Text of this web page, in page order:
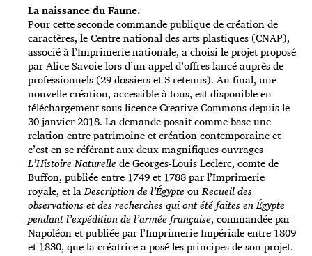
La naissance du Faune.
Pour cette seconde commande publique de création de
caractères, le Centre national des arts plastiques (CNAP),
associé à l’Imprimerie nationale, a choisi le projet proposé
par Alice Savoie lors d’un appel d’offres lancé auprès de
professionnels (29 dossiers et 3 retenus). Au final, une
nouvelle création, accessible à tous, est disponible en
téléchargement sous licence Creative Commons depuis le
30 janvier 2018. La demande posait comme base une
relation entre patrimoine et création contemporaine et
c’est en se référant aux deux magnifiques ouvrages
L’Histoire Naturellede Georges-Louis Leclerc, comte de
Buffon, publiée entre 1749 et 1788 par l’Imprimerie
royale, et laDescription de l’ÉgypteouRecueil des
observations et des recherches qui ont été faites en Égypte
pendant l’expédition de l’armée française, commandée par
Napoléon et publiée par l’Imprimerie Impériale entre 1809
et 1830, que la créatrice a posé les principes de son projet.